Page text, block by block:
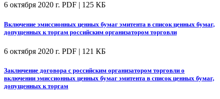
6 октября 2020 г. PDF | 125 КБ
Включение эмиссионных ценных бумаг эмитента в список ценных бумаг,
допущенных к торгам российским организатором торговли
6 октября 2020 г. PDF | 121 КБ
Заключение договора с российским организатором торговли о
включении эмиссионных ценных бумаг эмитента в список ценных бумаг,
допущенных к торгам